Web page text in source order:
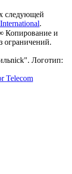
следующей
.
Копирование и
ограничений.
Логотип:
Telecom